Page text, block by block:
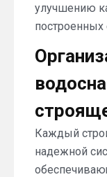
улучшению
построенных
Каждый
надежной